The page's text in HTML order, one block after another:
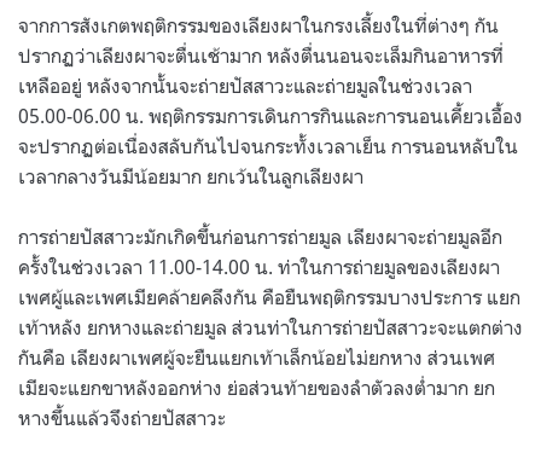
จากการสังเกตพฤติกรรมของเลียงผาในกรงเลี้ยงในที่ต่างๆ กัน
ปรากฏว่าเลียงผาจะตื่นเช้ามาก หลังตื่นนอนจะเล็มกินอาหารที่
เหลืออยู่ หลังจากนั้นจะถ่ายปัสสาวะและถ่ายมูลในช่วงเวลา
05.00-06.00 น. พฤติกรรมการเดินการกินและการนอนเคี้ยวเอื้อง
จะปรากฏต่อเนื่องสลับกันไปจนกระทั้งเวลาเย็น การนอนหลับใน
เวลากลางวันมีน้อยมาก ยกเว้นในลูกเลียงผา
การถ่ายปัสสาวะมักเกิดขึ้นก่อนการถ่ายมูล เลียงผาจะถ่ายมูลอีก
ครั้งในช่วงเวลา 11.00-14.00 น. ท่าในการถ่ายมูลของเลียงผา
เพศผู้และเพศเมียคล้ายคลึงกัน คือยืนพฤติกรรมบางประการ แยก
เท้าหลัง ยกหางและถ่ายมูล ส่วนท่าในการถ่ายปัสสาวะจะแตกต่าง
กันคือ เลียงผาเพศผู้จะยืนแยกเท้าเล็กน้อยไม่ยกหาง ส่วนเพศ
เมียจะแยกขาหลังออกห่าง ย่อส่วนท้ายของลำตัวลงต่ำมาก ยก
หางขึ้นแล้วจึงถ่ายปัสสาวะ